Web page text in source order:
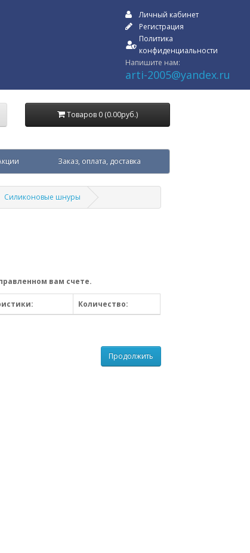
Личный кабинет
Регистрация
Политика
конфиденциальности
Напишите нам:
arti-2005@yandex.ru
Товаров 0 (0.00руб.)
Заказ, оплата, доставка
Силиконовые шнуры
вам счете.
Количество:
Продолжить